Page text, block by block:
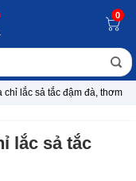
0
chỉ lắc sả tắc đậm đà, thơm
lắc sả tắc